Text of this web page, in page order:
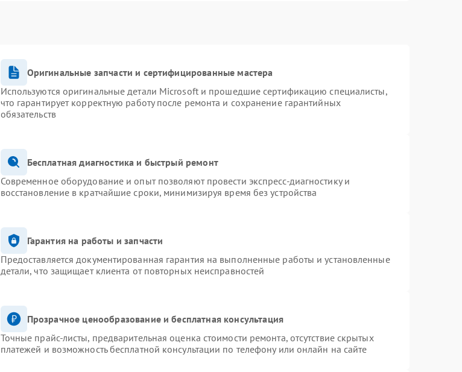
Оригинальные запчасти и сертифицированные мастера
Используются оригинальные детали Microsoft и прошедшие сертификацию специалисты,
что гарантирует корректную работу после ремонта и сохранение гарантийных
обязательств
Бесплатная диагностика и быстрый ремонт
Современное оборудование и опыт позволяют провести экспресс-диагностику и
восстановление в кратчайшие сроки, минимизируя время без устройства
Гарантия на работы и запчасти
Предоставляется документированная гарантия на выполненные работы и установленные
детали, что защищает клиента от повторных неисправностей
Прозрачное ценообразование и бесплатная консультация
Точные прайс-листы, предварительная оценка стоимости ремонта, отсутствие скрытых
платежей и возможность бесплатной консультации по телефону или онлайн на сайте